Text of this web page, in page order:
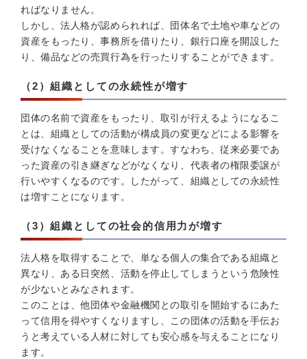
ればなりません。
しかし、法人格が認められれば、団体名で土地や車などの
資産をもったり、事務所を借りたり、銀行口座を開設した
り、備品などの売買行為を行ったりすることができます。
（2）組織としての永続性が増す
団体の名前で資産をもったり、取引が行えるようになるこ
とは、組織としての活動が構成員の変更などによる影響を
受けなくなることを意味します。すなわち、従来必要であ
った資産の引き継ぎなどがなくなり、代表者の権限委譲が
行いやすくなるのです。したがって、組織としての永続性
は増すことになります。
（3）組織としての社会的信用力が増す
法人格を取得することで、単なる個人の集合である組織と
異なり、ある日突然、活動を停止してしまうという危険性
が少ないとみなされます。
このことは、他団体や金融機関との取引を開始するにあた
って信用を得やすくなりますし、この団体の活動を手伝お
うと考えている人材に対しても安心感を与えることになり
ます。